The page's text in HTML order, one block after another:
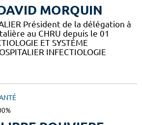
MORQUIN
Président de la délégation à
au CHRU depuis le 01
ET SYSTÈME
INFECTIOLOGIE